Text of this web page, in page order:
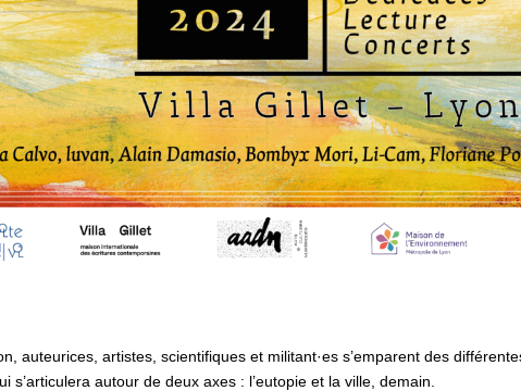
auteurices, artistes, scientifiques et militant·es s’emparent des
autour de deux axes : l’eutopie et la ville, demain.